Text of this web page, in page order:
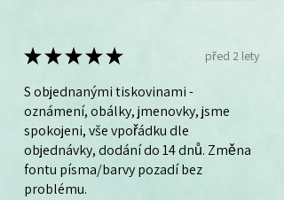
★★★★★ před 2 lety
S objednanými tiskovinami -
oznámení, obálky, jmenovky, jsme
spokojeni, vše vpořádku dle
objednávky, dodání do 14 dnů. Změna
fontu písma/barvy pozadí bez
problému.